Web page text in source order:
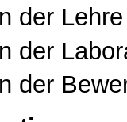
der Lehre
der
der